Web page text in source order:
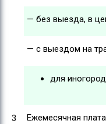
— без выезда, в
— с выездом на
для
3 Ежемесячная